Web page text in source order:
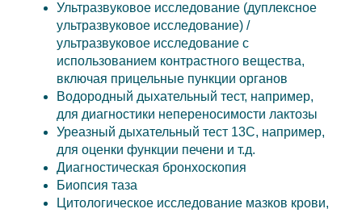
Ультразвуковое исследование (дуплексное
ультразвуковое исследование) /
ультразвуковое исследование с
использованием контрастного вещества,
включая прицельные пункции органов
Водородный дыхательный тест, например,
для диагностики непереносимости лактозы
Уреазный дыхательный тест 13С, например,
для оценки функции печени и т.д.
Диагностическая бронхоскопия
Биопсия таза
Цитологическое исследование мазков крови,